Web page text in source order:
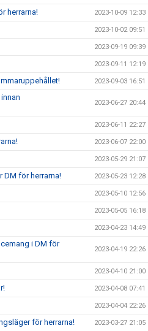
herrarna! 2023-10-09 12:33
2023-10-02 09:51
2023-09-19 09:39
2023-09-11 12:19
2023-09-03 16:51
2023-06-27 20:44
2023-06-11 22:27
2023-06-07 22:00
2023-05-29 21:07
DM för herrarna! 2023-05-23 12:28
2023-05-10 12:56
2023-05-05 16:18
2023-04-23 14:49
i DM för
2023-04-19 22:26
2023-04-10 21:00
2023-04-08 07:41
2023-04-04 22:26
för herrarna! 2023-03-27 21:05